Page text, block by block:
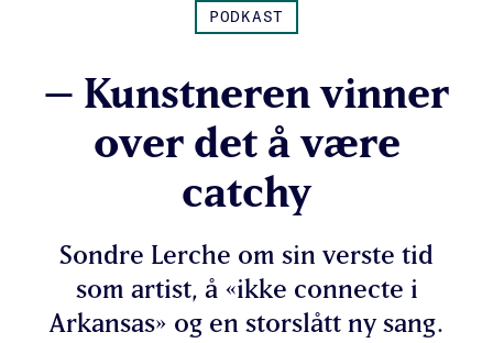
PODKAST
– Kunstneren vinner
over det å være
catchy
Sondre Lerche om sin verste tid
som artist, å «ikke connecte i
Arkansas» og en storslått ny sang.